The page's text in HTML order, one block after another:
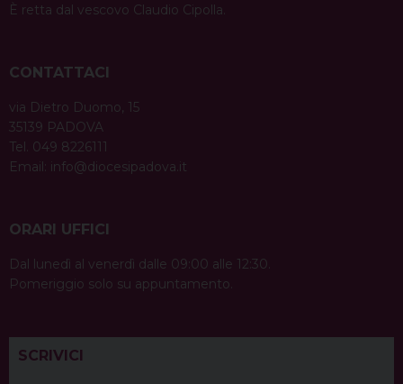
È retta dal vescovo Claudio Cipolla.
CONTATTACI
via Dietro Duomo, 15
35139 PADOVA
Tel. 049 8226111
Email: info@diocesipadova.it
ORARI UFFICI
Dal lunedì al venerdì dalle 09:00 alle 12:30.
Pomeriggio solo su appuntamento.
SCRIVICI